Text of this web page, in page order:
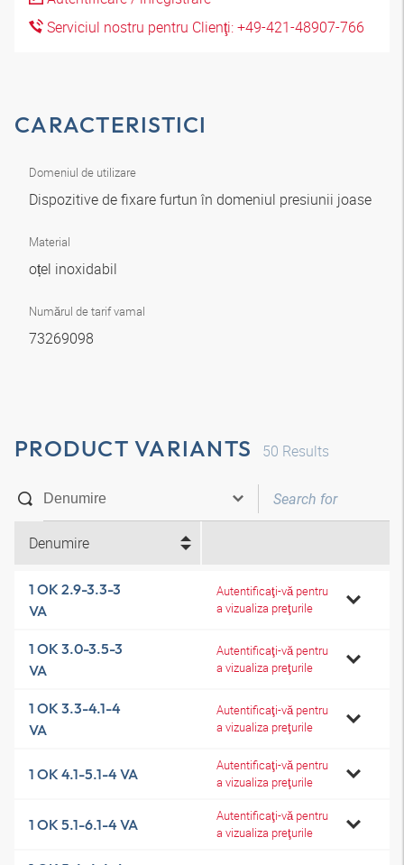
Serviciul nostru pentru Clienţi: +49-421-48907-766
CARACTERISTICI
Domeniul de utilizare
Dispozitive de fixare furtun în domeniul presiunii joase
Material
oțel inoxidabil
Numărul de tarif vamal
73269098
PRODUCT VARIANTS 50 Results
Denumire
1 OK 2.9-3.3-3
VA
Autentificaţi-vă pentru
a vizualiza preţurile
1 OK 3.0-3.5-3
VA
Autentificaţi-vă pentru
a vizualiza preţurile
1 OK 3.3-4.1-4
VA
Autentificaţi-vă pentru
a vizualiza preţurile
1 OK 4.1-5.1-4 VA
Autentificaţi-vă pentru
a vizualiza preţurile
1 OK 5.1-6.1-4 VA
Autentificaţi-vă pentru
a vizualiza preţurile